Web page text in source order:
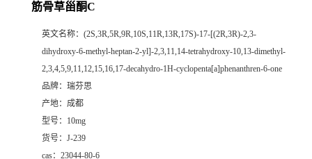
筋骨草甾酮C
英文名称： (2S,3R,5R,9R,10S,11R,13R,17S)-17-[(2R,3R)-2,3-
dihydroxy-6-methyl-heptan-2-yl]-2,3,11,14-tetrahydroxy-10,13-dimethyl-
2,3,4,5,9,11,12,15,16,17-decahydro-1H-cyclopenta[a]phenanthren-6-one
品牌： 瑞芬思
产地： 成都
型号： 10mg
货号： J-239
cas： 23044-80-6